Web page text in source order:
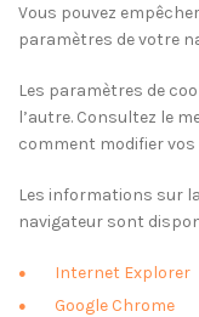
Vous pouvez
paramètres de votre
Les paramètres de
l’autre. Consultez le
comment modifier vos
Les informations sur
navigateur sont
Internet Explorer
Google Chrome